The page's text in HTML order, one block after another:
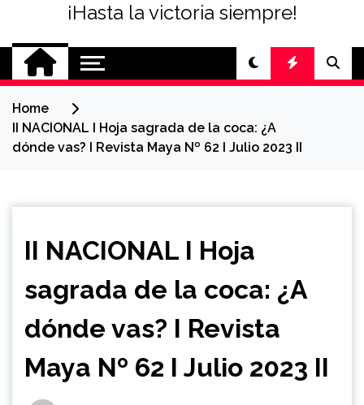
¡Hasta la victoria siempre!
Home
II NACIONAL I Hoja sagrada de la coca: ¿A
dónde vas? I Revista Maya Nº 62 I Julio 2023 II
II NACIONAL I Hoja
sagrada de la coca: ¿A
dónde vas? I Revista
Maya Nº 62 I Julio 2023 II